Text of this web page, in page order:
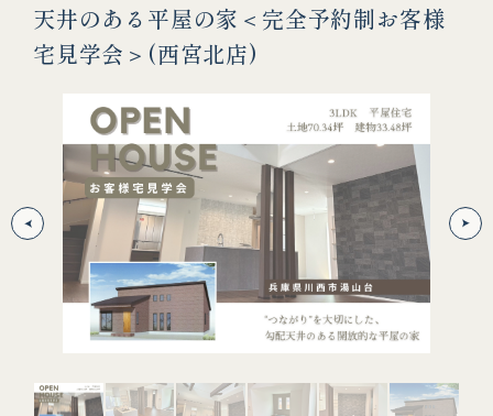
天井のある平屋の家＜完全予約制お客様
宅見学会＞(西宮北店)